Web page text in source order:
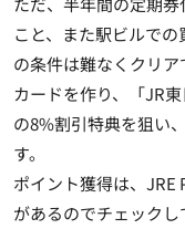
こと、また駅ビルで
の条件は難なくクリ
カードを作り、「JR
の8%割引特典を狙い
す。
ポイント獲得は、JRE
があるのでチェックし